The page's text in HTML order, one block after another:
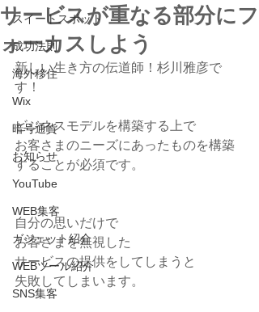
スイートスポット
成功法則
海外移住
Wix
暗号通貨
お知らせ
YouTube
WEB集客
ガジェット紹介
WEBツール紹介
SNS集客
サービスが重なる部分にフ
ォーカスしよう
新しい生き方の伝道師！杉川雅彦で
す！
ビジネスモデルを構築する上で
お客さまのニーズにあったものを構築
することが必須です。
自分の思いだけで
お客さまを無視した
サービスの提供をしてしまうと
失敗してしまいます。